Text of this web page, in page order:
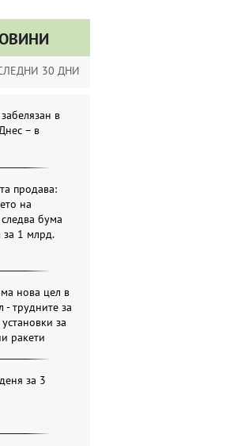
30 ДНИ
в
– в
продава:
на
следва бума
за 1 млрд.
нова цел в
- трудните за
за
ракети
за 3